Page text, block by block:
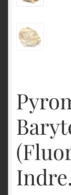
Indre.